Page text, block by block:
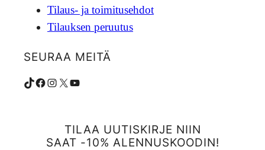
Tilaus- ja toimitusehdot
Tilauksen peruutus
SEURAA MEITÄ
TikTok Facebook Instagram X YouTube
TILAA UUTISKIRJE NIIN
SAAT -10% ALENNUSKOODIN!